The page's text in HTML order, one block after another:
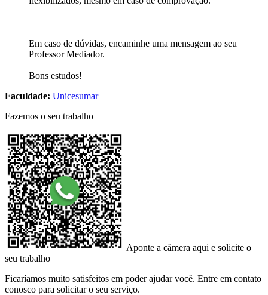
Em caso de dúvidas, encaminhe uma mensagem ao seu
Professor Mediador.
Bons estudos!
Faculdade: Unicesumar
Fazemos o seu trabalho
Aponte a câmera aqui e solicite o
seu trabalho
Ficaríamos muito satisfeitos em poder ajudar você. Entre em contato
conosco para solicitar o seu serviço.